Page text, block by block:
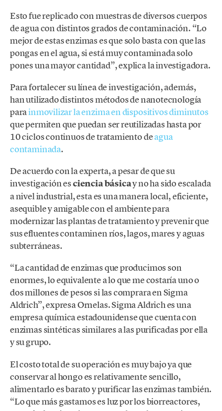
Esto fue replicado con muestras de diversos cuerpos
de agua con distintos grados de contaminación. “Lo
mejor de estas enzimas es que solo basta con que las
pongas en el agua, si está muy contaminada solo
pones una mayor cantidad”, explica la investigadora.
Para fortalecer su línea de investigación, además,
han utilizado distintos métodos de nanotecnología
parainmovilizar la enzima en dispositivos diminutos
que permiten que puedan ser reutilizadas hasta por
10 ciclos continuos de tratamiento deagua
contaminada.
De acuerdo con la experta, a pesar de que su
investigación esciencia básicay no ha sido escalada
a nivel industrial, esta es una manera local, eficiente,
asequible y amigable con el ambiente para
modernizar las plantas de tratamiento y prevenir que
sus efluentes contaminen ríos, lagos, mares y aguas
subterráneas.
“La cantidad de enzimas que producimos son
enormes, lo equivalente a lo que me costaría uno o
dos millones de pesos si las comprara en Sigma
Aldrich”, expresa Ornelas. Sigma Aldrich es una
empresa química estadounidense que cuenta con
enzimas sintéticas similares a las purificadas por ella
y su grupo.
El costo total de su operación es muy bajo ya que
conservar al hongo es relativamente sencillo,
alimentarlo es barato y purificar las enzimas también.
“Lo que más gastamos es luz por los biorreactores,